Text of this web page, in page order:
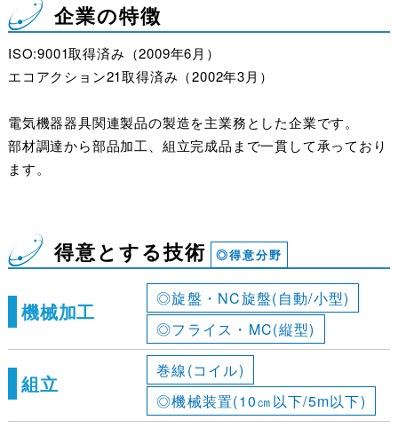
企業の特徴
ISO:9001取得済み（2009年6月）
エコアクション21取得済み（2002年3月）
電気機器器具関連製品の製造を主業務とした企業です。
部材調達から部品加工、組立完成品まで一貫して承っており
ます。
得意とする技術 ◎得意分野
機械加工
◎旋盤・NC旋盤(自動/小型)
◎フライス・MC(縦型)
組立
巻線(コイル)
◎機械装置(10㎝以下/5m以下)